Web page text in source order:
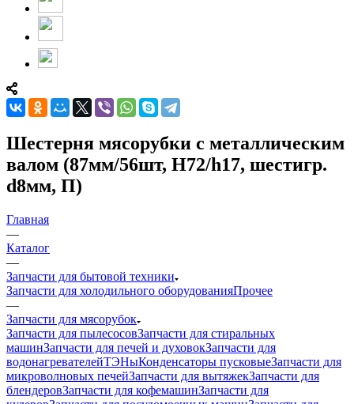
Шестерня мясорубки с металлическим
валом (87мм/56шт, H72/h17, шестигр.
d8мм, П)
Главная
—
Каталог
—
Запчасти для бытовой техники
Запчасти для холодильного оборудованияПрочее
—
Запчасти для мясорубок
Запчасти для пылесосовЗапчасти для стиральных
машинЗапчасти для печей и духовокЗапчасти для
водонагревателейТЭНыКонденсаторы пусковыеЗапчасти для
микроволновых печейЗапчасти для вытяжекЗапчасти для
блендеровЗапчасти для кофемашинЗапчасти для